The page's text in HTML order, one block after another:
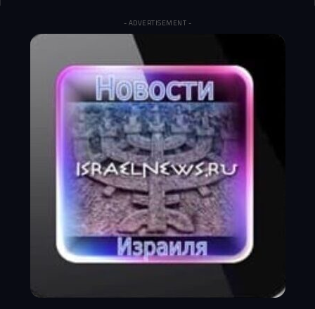
- ADVERTISEMENT -